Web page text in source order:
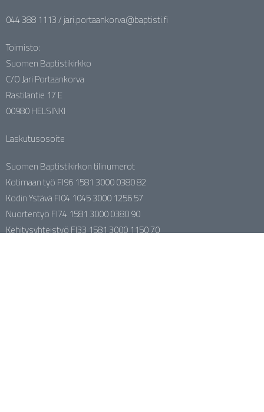
044 388 1113 / jari.portaankorva@baptisti.fi
Toimisto:
Suomen Baptistikirkko
C/O Jari Portaankorva
Rastilantie 17 E
00980 HELSINKI
Laskutusosoite
Suomen Baptistikirkon tilinumerot
Kotimaan työ FI96 1581 3000 0380 82
Kodin Ystävä FI04 1045 3000 1256 57
Nuortentyö FI74 1581 3000 0380 90
Kehitysyhteistyö FI33 1581 3000 1150 70